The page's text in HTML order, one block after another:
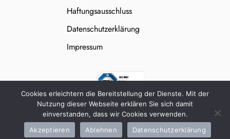
Haftungsausschluss
Datenschutzerklärung
Impressum
WallnerWeiß Unternehmensgruppe © 2026 All Rights Reserved.
Cookies erleichtern die Bereitstellung der Dienste. Mit der
Nutzung dieser Webseite erklären Sie sich damit
einverstanden, dass wir Cookies verwenden.
Akzeptieren
Ablehnen Datenschutzerklärung